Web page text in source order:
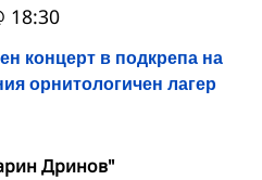
концерт в подкрепа на
орнитологичен лагер
18:30
Дринов"